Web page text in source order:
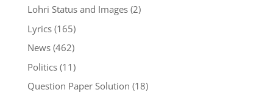
Lohri Status and Images(2)
Lyrics(165)
News(462)
Politics(11)
Question Paper Solution (18)